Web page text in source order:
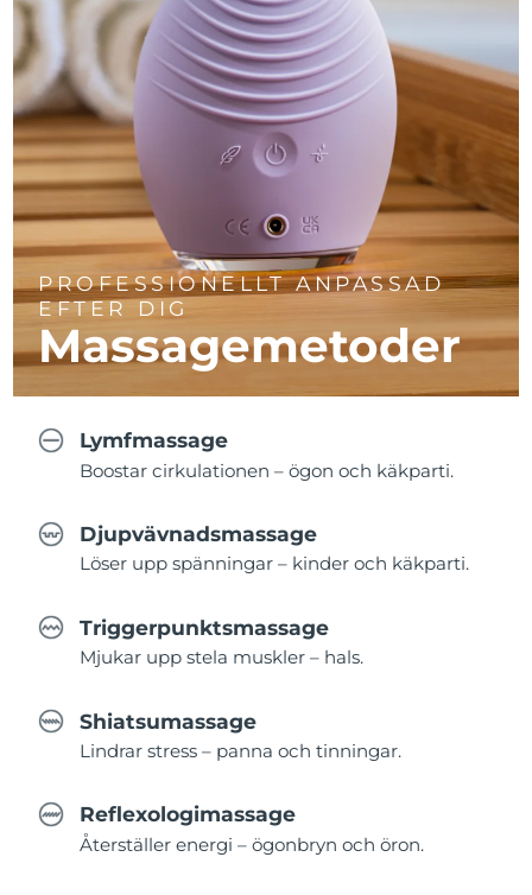
PROFESSIONELLT ANPASSAD
EFTER DIG
Massagemetoder
Lymfmassage
Boostar cirkulationen – ögon och käkparti.
Djupvävnadsmassage
Löser upp spänningar – kinder och käkparti.
Triggerpunktsmassage
Mjukar upp stela muskler – hals.
Shiatsumassage
Lindrar stress – panna och tinningar.
Reflexologimassage
Återställer energi – ögonbryn och öron.